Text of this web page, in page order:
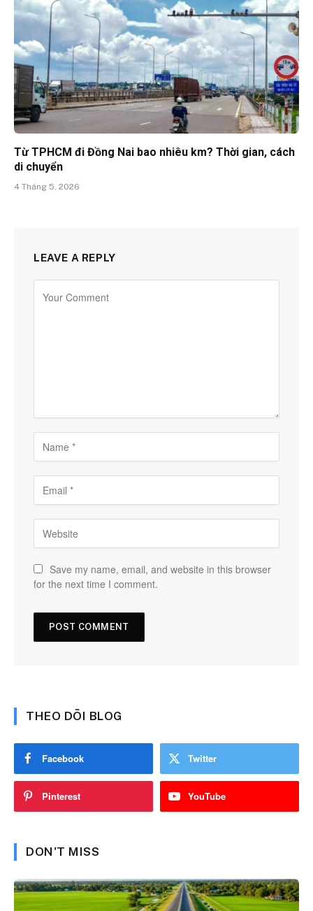
Từ TPHCM đi Đồng Nai bao nhiêu km? Thời gian, cách
di chuyển
4 Tháng 5, 2026
LEAVE A REPLY
Save my name, email, and website in this browser
for the next time I comment.
THEO DÕI BLOG
Facebook Twitter
Pinterest YouTube
DON'T MISS